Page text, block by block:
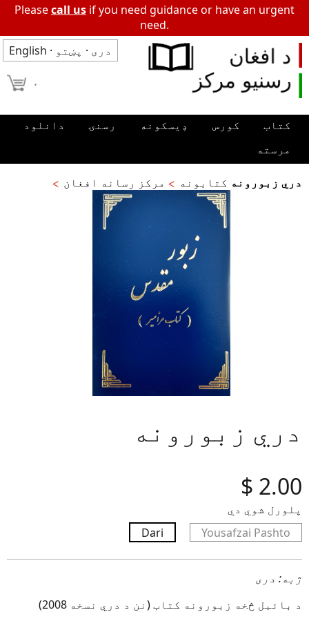
Pleasecall us if you need guidance or have an urgent
need.
English · دری · پښتو
۰
کتاب کورس ډیسکونه رسنۍ
دانلود
مرسته
مرکز رسانه افغان کتابونه دري زبورونه
دري زبورونه
‎$ 2.00
پلورل شوي دي
Dari
Yousafzai Pashto
ژبه: دری
د بائبل څخه زبورونه کتاب (نن د دري نسخه 2008)